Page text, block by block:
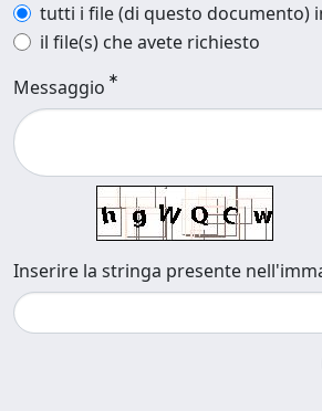
tutti i file (di questo documento)
il file(s) che avete richiesto
Messaggio
Inserire la stringa presente